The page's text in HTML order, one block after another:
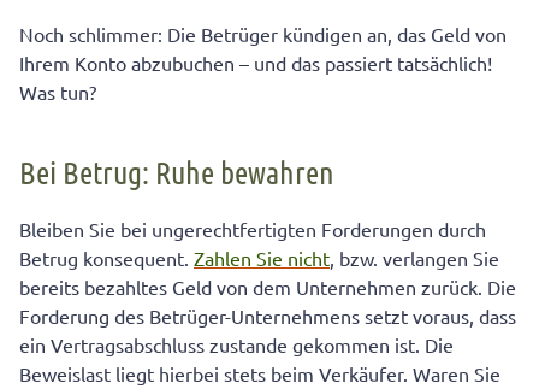
Noch schlimmer: Die Betrüger kündigen an, das Geld von
Ihrem Konto abzubuchen – und das passiert tatsächlich!
Was tun?
Bei Betrug: Ruhe bewahren
Bleiben Sie bei ungerechtfertigten Forderungen durch
Betrug konsequent. Zahlen Sie nicht, bzw. verlangen Sie
bereits bezahltes Geld von dem Unternehmen zurück. Die
Forderung des Betrüger-Unternehmens setzt voraus, dass
ein Vertragsabschluss zustande gekommen ist. Die
Beweislast liegt hierbei stets beim Verkäufer. Waren Sie